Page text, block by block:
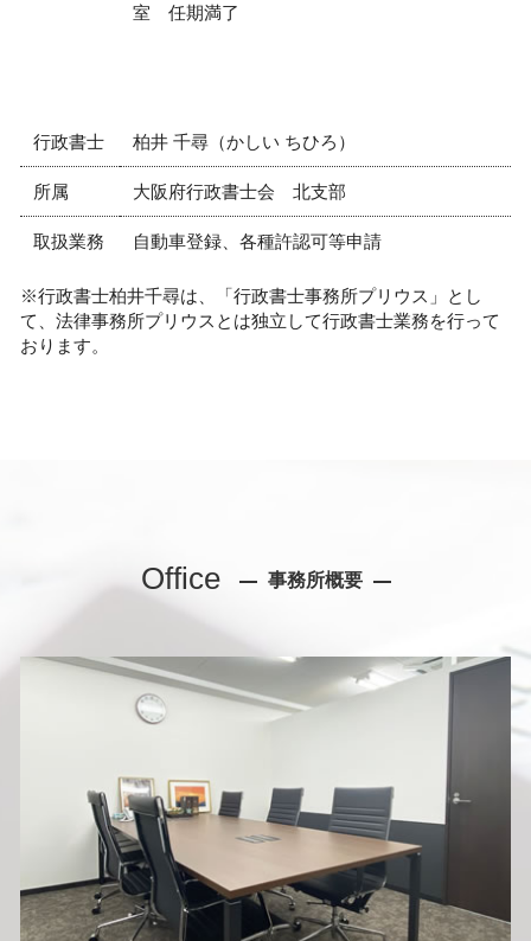
室 任期満了
行政書士 柏井 千尋（かしい ちひろ）
所属 大阪府行政書士会 北支部
取扱業務 自動車登録、各種許認可等申請
※行政書士柏井千尋は、「行政書士事務所プリウス」とし
て、法律事務所プリウスとは独立して行政書士業務を行って
おります。
Office 事務所概要